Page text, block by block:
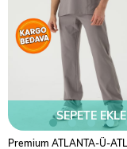
SEPETE EKLE